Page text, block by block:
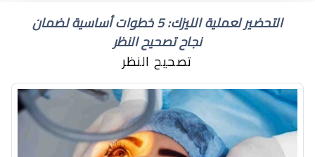
التحضير لعملية الليزك: 5 خطوات أساسية لضمان
نجاح تصحيح النظر
تصحيح النظر